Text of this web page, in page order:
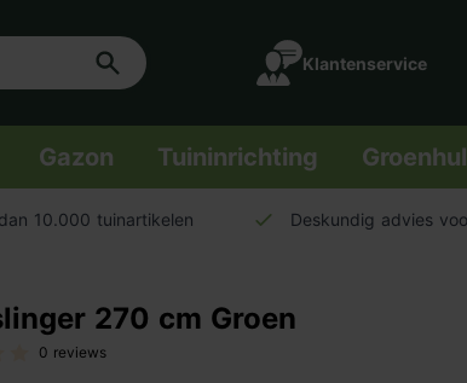
Klantenservice
Gazon Tuininrichting
10.000 tuinartikelen Deskundig advies
270 cm Groen
0 reviews